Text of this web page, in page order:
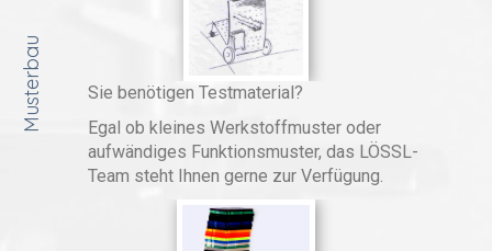
Musterbau
Sie benötigen Testmaterial?
Egal ob kleines Werkstoffmuster oder
aufwändiges Funktionsmuster, das LÖSSL-
Team steht Ihnen gerne zur Verfügung.